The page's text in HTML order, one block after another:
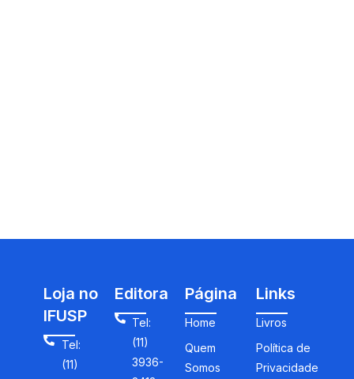
Loja no
IFUSP
Tel:
(11)
Editora
Tel:
(11)
3936-
Página
Home
Quem
Somos
Links
Livros
Política de
Privacidade